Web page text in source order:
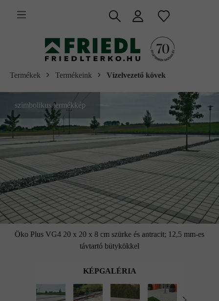
tartalomra
Termékek Termékeink Vízelvezető kövek
Öko Plus VG4 20 x 20 x 8 cm szürke és antracit; 12,5 mm-es
távtartó bütykökkel
szimbolikus termékkép
KÉPGALÉRIA